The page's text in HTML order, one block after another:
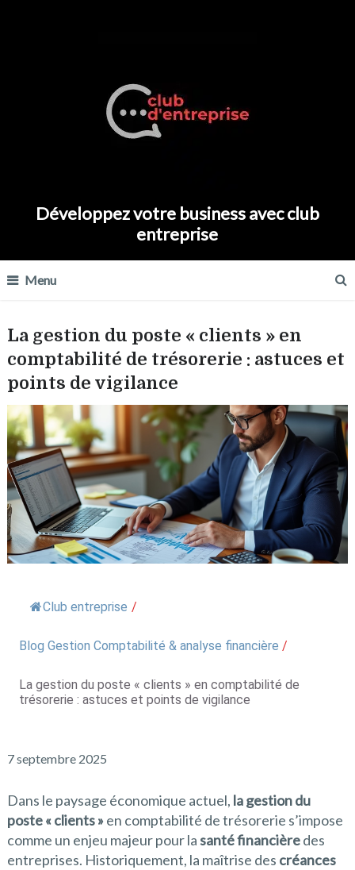
Développez votre business avec club
entreprise
Menu
La gestion du poste « clients » en
comptabilité de trésorerie : astuces et
points de vigilance
Club entreprise /
Blog Gestion Comptabilité & analyse financière /
La gestion du poste « clients » en comptabilité de
trésorerie : astuces et points de vigilance
7 septembre 2025
Dans le paysage économique actuel, la gestion du
poste « clients » en comptabilité de trésorerie s’impose
comme un enjeu majeur pour lasanté financièredes
entreprises. Historiquement, la maîtrise des créances